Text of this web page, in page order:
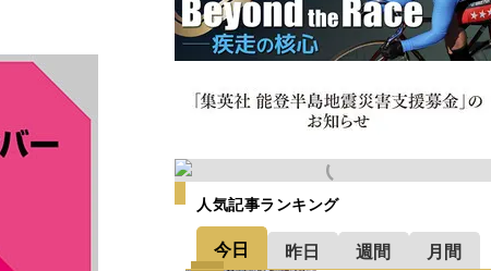
人気記事ランキング
今日 昨日 週間 月間